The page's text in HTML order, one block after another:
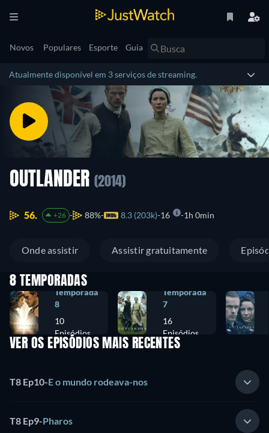
Novos Populares Esporte Guia
Atualmente disponível em 3 serviços de streaming.
OUTLANDER (2014)
56. +26 88% 8.3 (203k) 16 1h 0min
Onde assistir Assistir gratuitamente
8 TEMPORADAS
Temporada
8
10
Episódios
Temporada
7
16
Episódios
VER OS EPISÓDIOS MAIS RECENTES
T8 Ep10-E o mundo rodeava-nos
T8 Ep9-Pharos